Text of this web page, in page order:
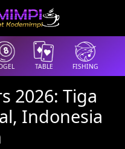
TABLE FISHING
2026: Tiga
Indonesia